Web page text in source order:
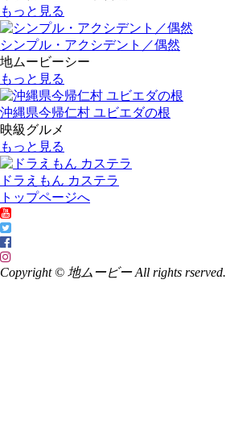
もっと見る
シンプル・アクシデント／偶然
地ムービーシー
もっと見る
沖縄県今帰仁村 ユビエダの根
映級グルメ
もっと見る
ドラえもん カステラ
トップページへ
Copyright © 地ムービー All rights rserved.